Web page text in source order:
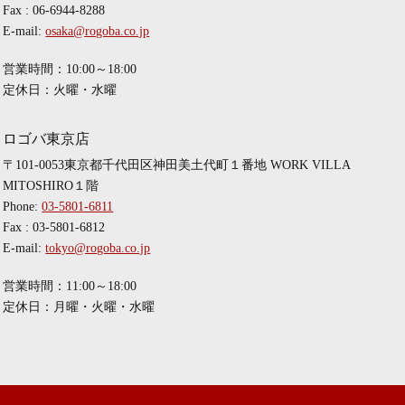
Fax : 06-6944-8288
E-mail:osaka@rogoba.co.jp
営業時間：10:00～18:00
定休日：火曜・水曜
ロゴバ東京店
〒101-0053東京都千代田区神田美土代町１番地 WORK VILLA
MITOSHIRO１階
Phone:03-5801-6811
Fax : 03-5801-6812
E-mail:tokyo@rogoba.co.jp
営業時間：11:00～18:00
定休日：月曜・火曜・水曜